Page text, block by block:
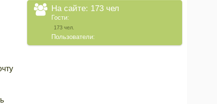
На сайте: 173 чел
Гости:
173 чел.
Пользователи: